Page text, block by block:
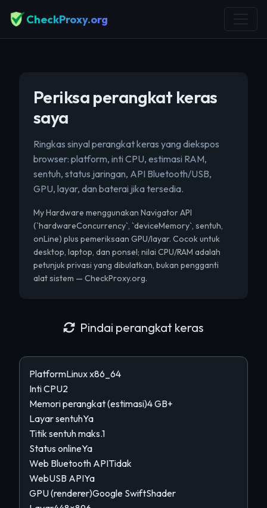
CheckProxy.org
Periksa perangkat keras
saya
Ringkas sinyal perangkat keras yang diekspos
browser: platform, inti CPU, estimasi RAM,
sentuh, status jaringan, API Bluetooth/USB,
GPU, layar, dan baterai jika tersedia.
My Hardware menggunakan Navigator API
(`hardwareConcurrency`, `deviceMemory`, sentuh,
onLine) plus pemeriksaan GPU/layar. Cocok untuk
desktop, laptop, dan ponsel; nilai CPU/RAM adalah
petunjuk privasi yang dibulatkan, bukan pengganti
alat sistem — CheckProxy.org.
Pindai perangkat keras
PlatformLinux x86_64
Inti CPU2
Memori perangkat (estimasi)4 GB+
Layar sentuhYa
Titik sentuh maks.1
Status onlineYa
Web Bluetooth APITidak
WebUSB APIYa
GPU (renderer)Google SwiftShader